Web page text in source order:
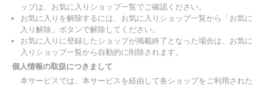
ップは、お気に入りショップ一覧でご確認ください。
お気に入りを解除するには、お気に入りショップ一覧から「お気に
入り解除」ボタンで解除してください。
お気に入りに登録したショップが掲載終了となった場合は、お気に
入りショップ一覧から自動的に削除されます。
個人情報の取扱につきまして
本サービスでは、本サービスを経由して各ショップをご利用された